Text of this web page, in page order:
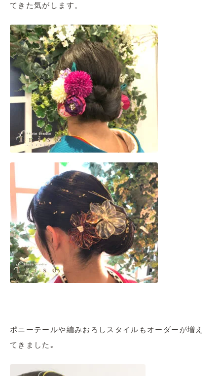
てきた気がします。
ポニーテールや編みおろしスタイルもオーダーが増え
てきました｡